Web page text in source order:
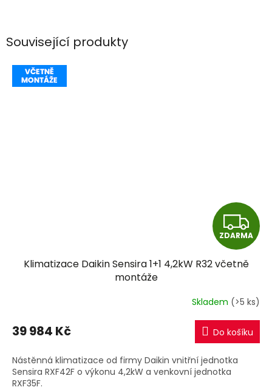
Související produkty
Z
D
A
R
M
A
ZDARMA
Klimatizace Daikin Sensira 1+1 4,2kW R32 včetně
montáže
Skladem (>5 ks)
39 984 Kč Do košíku
Nástěnná klimatizace od firmy Daikin vnitřní jednotka
Sensira RXF42F o výkonu 4,2kW a venkovní jednotka
RXF35F.